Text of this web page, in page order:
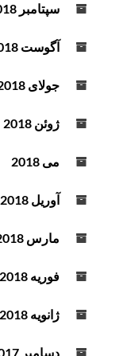
سپتامبر 2018
آگوست 2018
جولای 2018
ژوئن 2018
می 2018
آوریل 2018
مارس 2018
فوریه 2018
ژانویه 2018
دسامبر 2017